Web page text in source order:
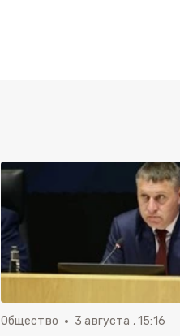
Общество 3 августа , 15:16